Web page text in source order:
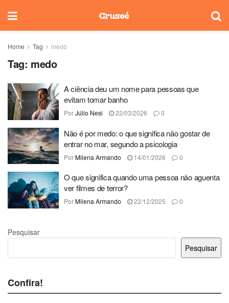
Home Tag medo
Tag: medo
A ciência deu um nome para pessoas que
evitam tomar banho
PorJúlio Nesi 22/03/2026 0
Não é por medo: o que significa não gostar de
entrar no mar, segundo a psicologia
PorMilena Armando 14/01/2026 0
O que significa quando uma pessoa não aguenta
ver filmes de terror?
PorMilena Armando 22/12/2025 0
Pesquisar
Pesquisar
Confira!